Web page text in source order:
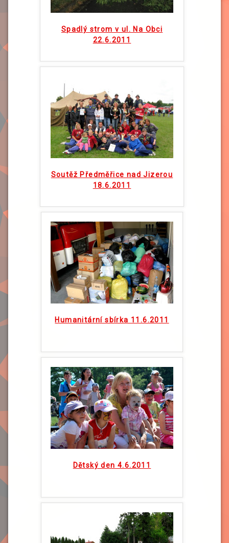
Spadlý strom v ul. Na Obci
22.6.2011
Soutěž Předměřice nad Jizerou
18.6.2011
Humanitární sbírka 11.6.2011
Dětský den 4.6.2011